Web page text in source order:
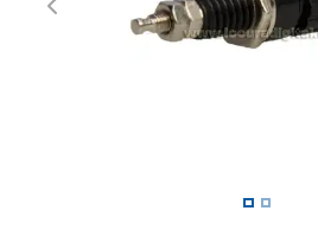
Previous